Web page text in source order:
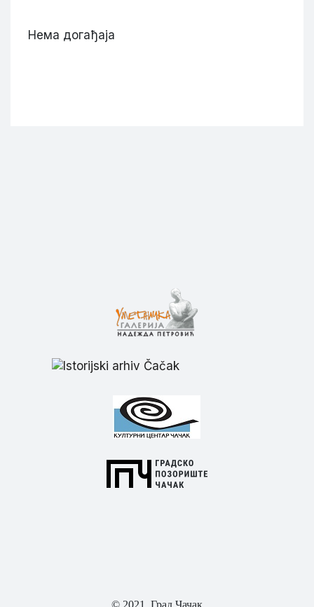
Нема догађаја
© 2021. Град Чачак